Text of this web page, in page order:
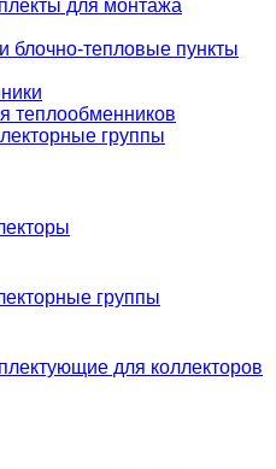
для монтажа
блочно-тепловые пункты
теплообменников
группы
группы
для коллекторов